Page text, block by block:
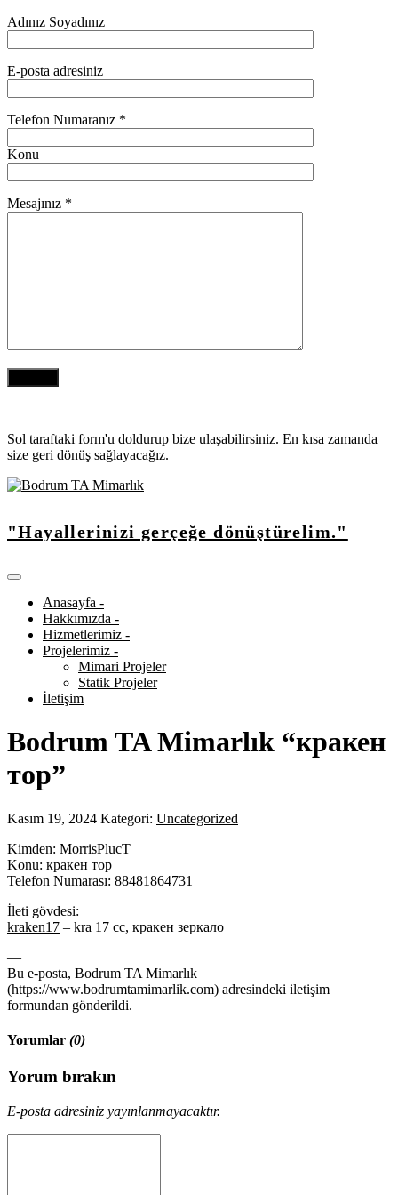
Adınız Soyadınız
E-posta adresiniz
Telefon Numaranız *
Konu
Mesajınız *
Sol taraftaki form'u doldurup bize ulaşabilirsiniz. En kısa zamanda
size geri dönüş sağlayacağız.
"Hayallerinizi gerçeğe dönüştürelim."
Anasayfa -
Hakkımızda -
Hizmetlerimiz -
Projelerimiz -
Mimari Projeler
Statik Projeler
İletişim
Bodrum TA Mimarlık “кракен
тор”
Kasım 19, 2024 Kategori: Uncategorized
Kimden: MorrisPlucT
Konu: кракен тор
Telefon Numarası: 88481864731
İleti gövdesi:
kraken17 – kra 17 сс, кракен зеркало
—
Bu e-posta, Bodrum TA Mimarlık
(https://www.bodrumtamimarlik.com) adresindeki iletişim
formundan gönderildi.
Yorumlar (0)
Yorum bırakın
E-posta adresiniz yayınlanmayacaktır.